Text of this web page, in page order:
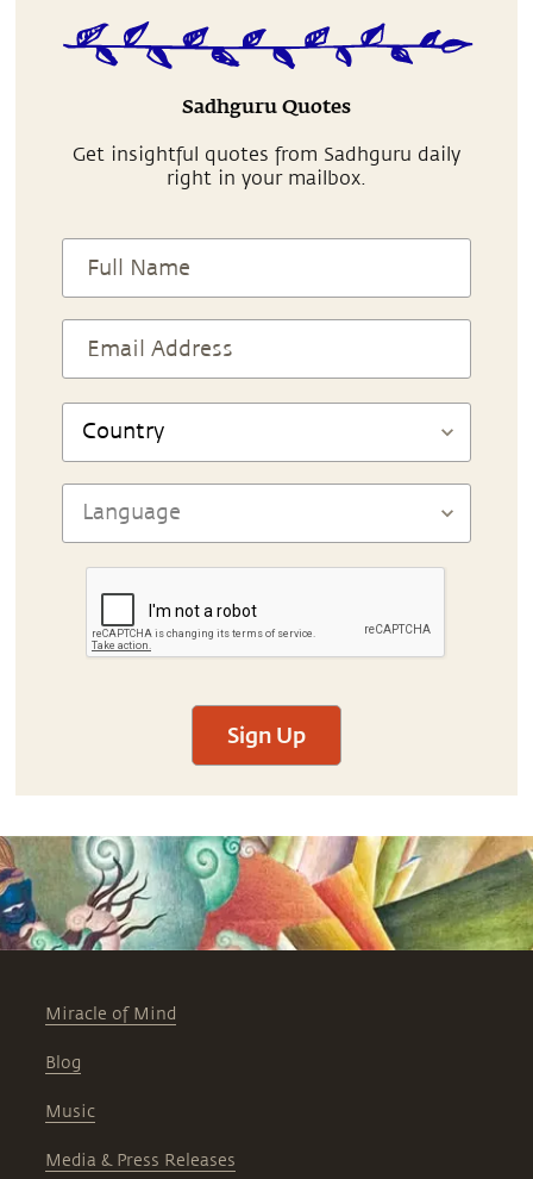
Sadhguru Quotes
Get insightful quotes from Sadhguru daily
right in your mailbox.
Sign Up
Miracle of Mind
Blog
Music
Media & Press Releases